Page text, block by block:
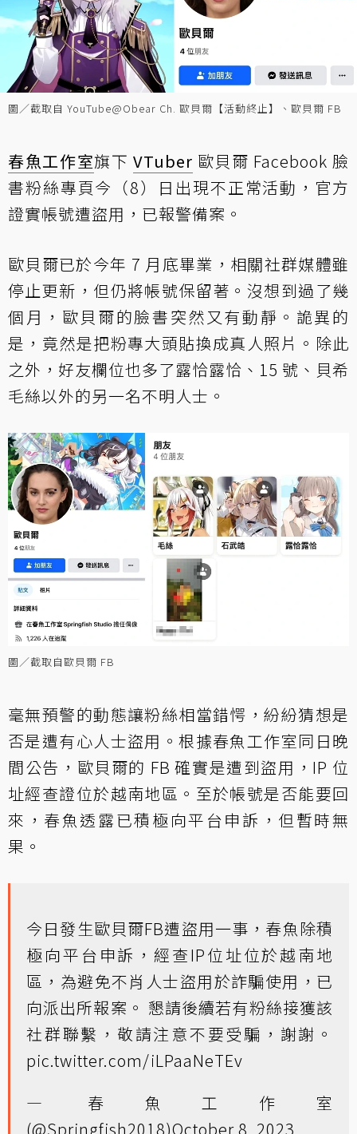
圖／截取自 YouTube@Obear Ch. 歐貝爾【活動終止】、歐貝爾 FB
春魚工作室旗下VTuber 歐貝爾 Facebook 臉
書粉絲專頁今（8）日出現不正常活動，官方
證實帳號遭盜用，已報警備案。
歐貝爾已於今年 7 月底畢業，相關社群媒體雖
停止更新，但仍將帳號保留著。沒想到過了幾
個月，歐貝爾的臉書突然又有動靜。詭異的
是，竟然是把粉專大頭貼換成真人照片。除此
之外，好友欄位也多了露恰露恰、15 號、貝希
毛絲以外的另一名不明人士。
圖／截取自歐貝爾 FB
毫無預警的動態讓粉絲相當錯愕，紛紛猜想是
否是遭有心人士盜用。根據春魚工作室同日晚
間公告，歐貝爾的 FB 確實是遭到盜用，IP 位
址經查證位於越南地區。至於帳號是否能要回
來，春魚透露已積極向平台申訴，但暫時無
果。
今日發生歐貝爾FB遭盜用一事，春魚除積
極向平台申訴，經查IP位址位於越南地
區，為避免不肖人士盜用於詐騙使用，已
向派出所報案。 懇請後續若有粉絲接獲該
社群聯繫，敬請注意不要受騙，謝謝。
pic.twitter.com/iLPaaNeTEv
— 春魚工作室
(@Springfish2018)October 8, 2023